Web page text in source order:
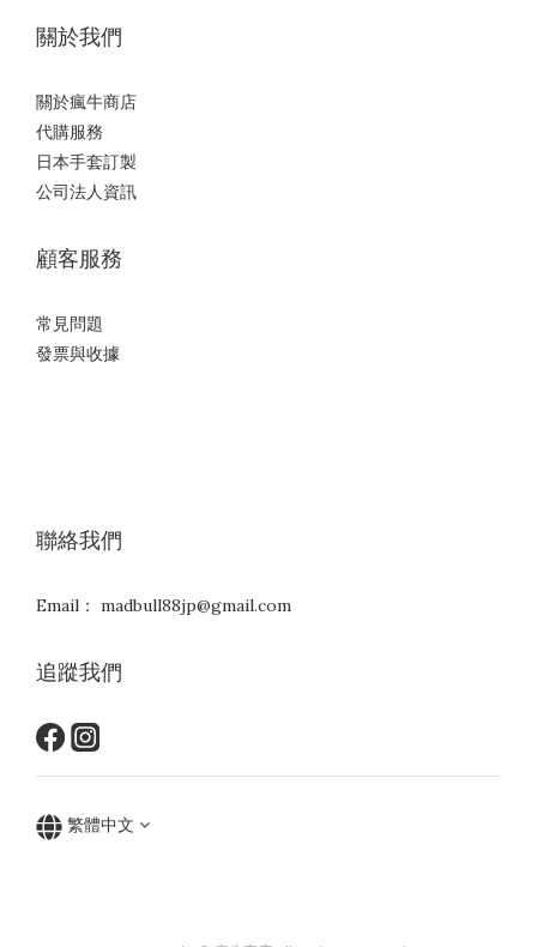
關於我們
關於瘋牛商店
代購服務
日本手套訂製
公司法人資訊
顧客服務
常見問題
發票與收據
聯絡我們
Email： madbull88jp@gmail.com
追蹤我們
繁體中文